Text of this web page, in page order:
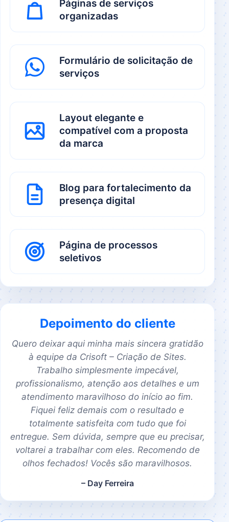
Páginas de serviços
organizadas
Formulário de solicitação de
serviços
Layout elegante e
compatível com a proposta
da marca
Blog para fortalecimento da
presença digital
Página de processos
seletivos
Depoimento do cliente
Quero deixar aqui minha mais sincera gratidão
à equipe da Crisoft – Criação de Sites.
Trabalho simplesmente impecável,
profissionalismo, atenção aos detalhes e um
atendimento maravilhoso do início ao fim.
Fiquei feliz demais com o resultado e
totalmente satisfeita com tudo que foi
entregue. Sem dúvida, sempre que eu precisar,
voltarei a trabalhar com eles. Recomendo de
olhos fechados! Vocês são maravilhosos.
– Day Ferreira